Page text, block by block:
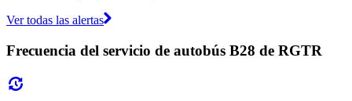
Ver todas las alertas
Frecuencia del servicio de autobús B28 de RGTR